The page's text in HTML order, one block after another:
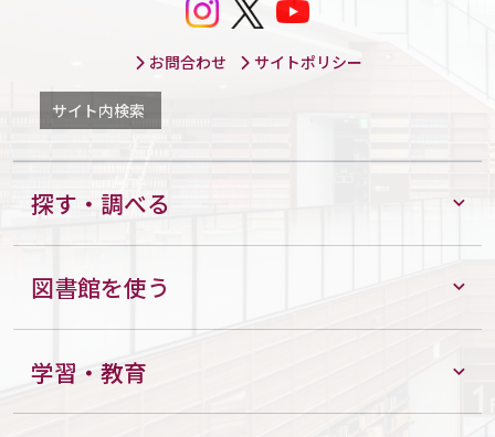
お問合わせ サイトポリシー
サイト内検索
探す・調べる
図書館を使う
学習・教育